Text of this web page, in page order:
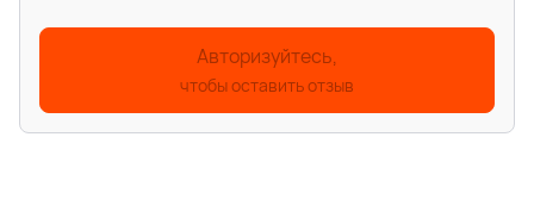
Авторизуйтесь,
чтобы оставить отзыв